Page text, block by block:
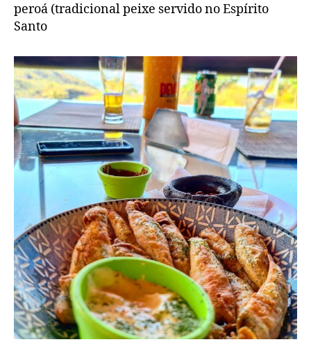
peroá (tradicional peixe servido no Espírito
Santo